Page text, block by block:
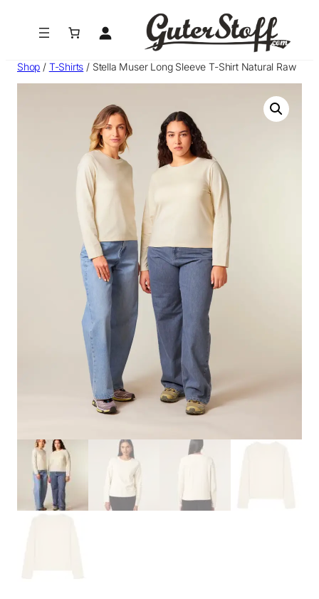
Shop / T-Shirts / Stella Muser Long Sleeve T-Shirt Natural Raw